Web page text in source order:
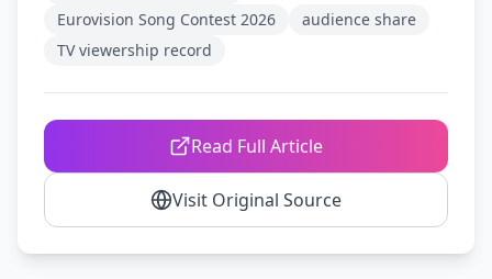
Eurovision Song Contest 2026
audience share
TV viewership record
Read Full Article
Visit Original Source